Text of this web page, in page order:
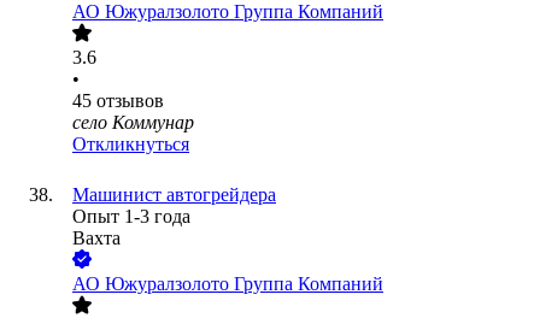
АО Южуралзолото Группа Компаний
3.6
•
45 отзывов
село Коммунар
Откликнуться
Машинист автогрейдера
Опыт 1-3 года
Вахта
АО Южуралзолото Группа Компаний